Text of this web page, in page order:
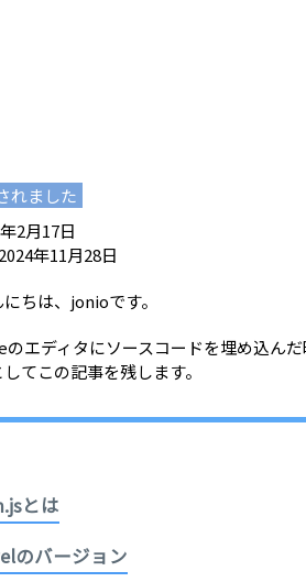
れました
2月17日
年11月28日
ちは、jonioです。
エディタにソースコードを埋め込ん
てこの記事を残します。
とは
のバージョン